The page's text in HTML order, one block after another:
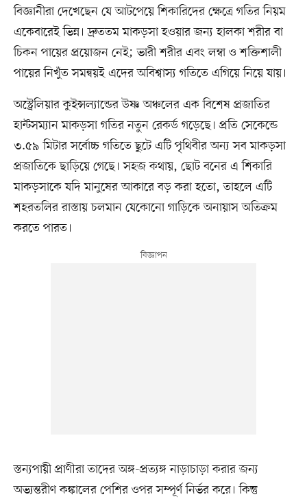
বিজ্ঞানীরা দেখেছেন যে আটপেয়ে শিকারিদের ক্ষেত্রে গতির নিয়ম
একেবারেই ভিন্ন। দ্রুততম মাকড়সা হওয়ার জন্য হালকা শরীর বা
চিকন পায়ের প্রয়োজন নেই; ভারী শরীর এবং লম্বা ও শক্তিশালী
পায়ের নিখুঁত সমন্বয়ই এদের অবিশ্বাস্য গতিতে এগিয়ে নিয়ে যায়।
অস্ট্রেলিয়ার কুইন্সল্যান্ডের উষ্ণ অঞ্চলের এক বিশেষ প্রজাতির
হান্টসম্যান মাকড়সা গতির নতুন রেকর্ড গড়েছে। প্রতি সেকেন্ডে
৩.৫৯ মিটার সর্বোচ্চ গতিতে ছুটে এটি পৃথিবীর অন্য সব মাকড়সা
প্রজাতিকে ছাড়িয়ে গেছে। সহজ কথায়, ছোট বনের এ শিকারি
মাকড়সাকে যদি মানুষের আকারে বড় করা হতো, তাহলে এটি
শহরতলির রাস্তায় চলমান যেকোনো গাড়িকে অনায়াস অতিক্রম
করতে পারত।
স্তন্যপায়ী প্রাণীরা তাদের অঙ্গ-প্রত্যঙ্গ নাড়াচাড়া করার জন্য
অভ্যন্তরীণ কঙ্কালের পেশির ওপর সম্পূর্ণ নির্ভর করে। কিন্তু